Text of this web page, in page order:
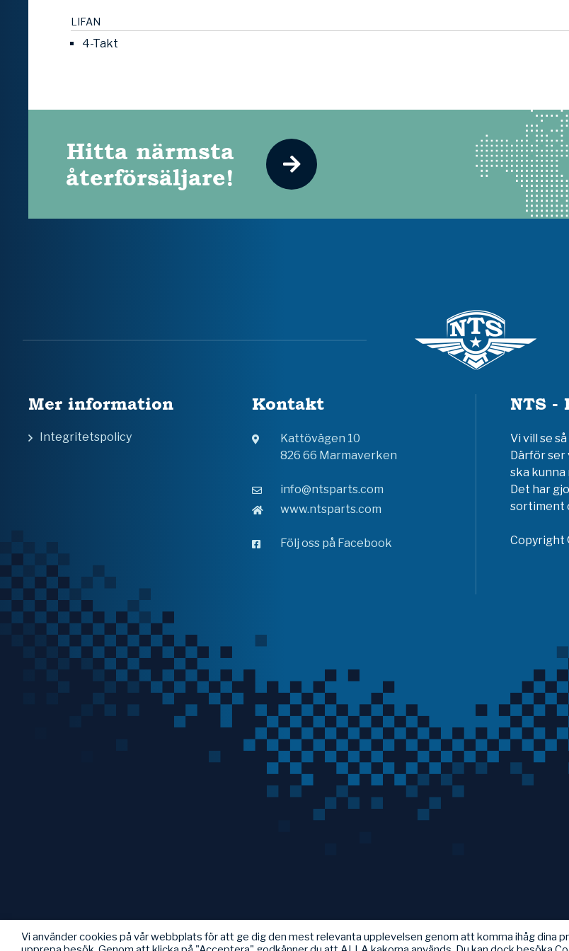
LIFAN
4-Takt
Hitta närmsta
återförsäljare!
Mer information
Integritetspolicy
Kontakt
Kattövägen 10
826 66 Marmaverken
info@ntsparts.com
www.ntsparts.com
Följ oss på Facebook
NTS -
Vi vill se
Därför
ska
Det har
sortiment
Copyright
Vi använder cookies på vår webbplats för att ge dig den mest relevanta upplevelsen genom att komma ihåg dina